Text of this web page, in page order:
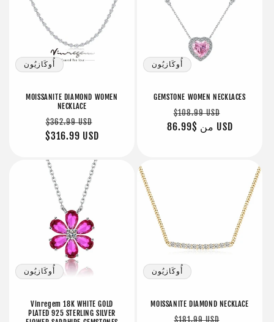
أُوكَازيُون
MOISSANITE DIAMOND WOMEN
NECKLACE
سعر
عادي
$362.99 USD
البيع$316.99 USD
أُوكَازيُون
GEMSTONE WOMEN NECKLACES
سعر
عادي
$108.99 USD
البيع
من $86.99 USD
أُوكَازيُون
Vinregem 18K WHITE GOLD
PLATED 925 STERLING SILVER
أُوكَازيُون
MOISSANITE DIAMOND NECKLACE
سعر
$181.99 USD